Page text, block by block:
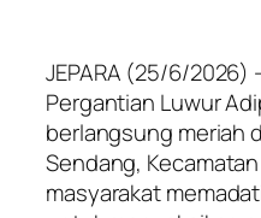
JEPARA (25/6/2026)
Pergantian Luwur
berlangsung meriah
Sendang,
masyarakat